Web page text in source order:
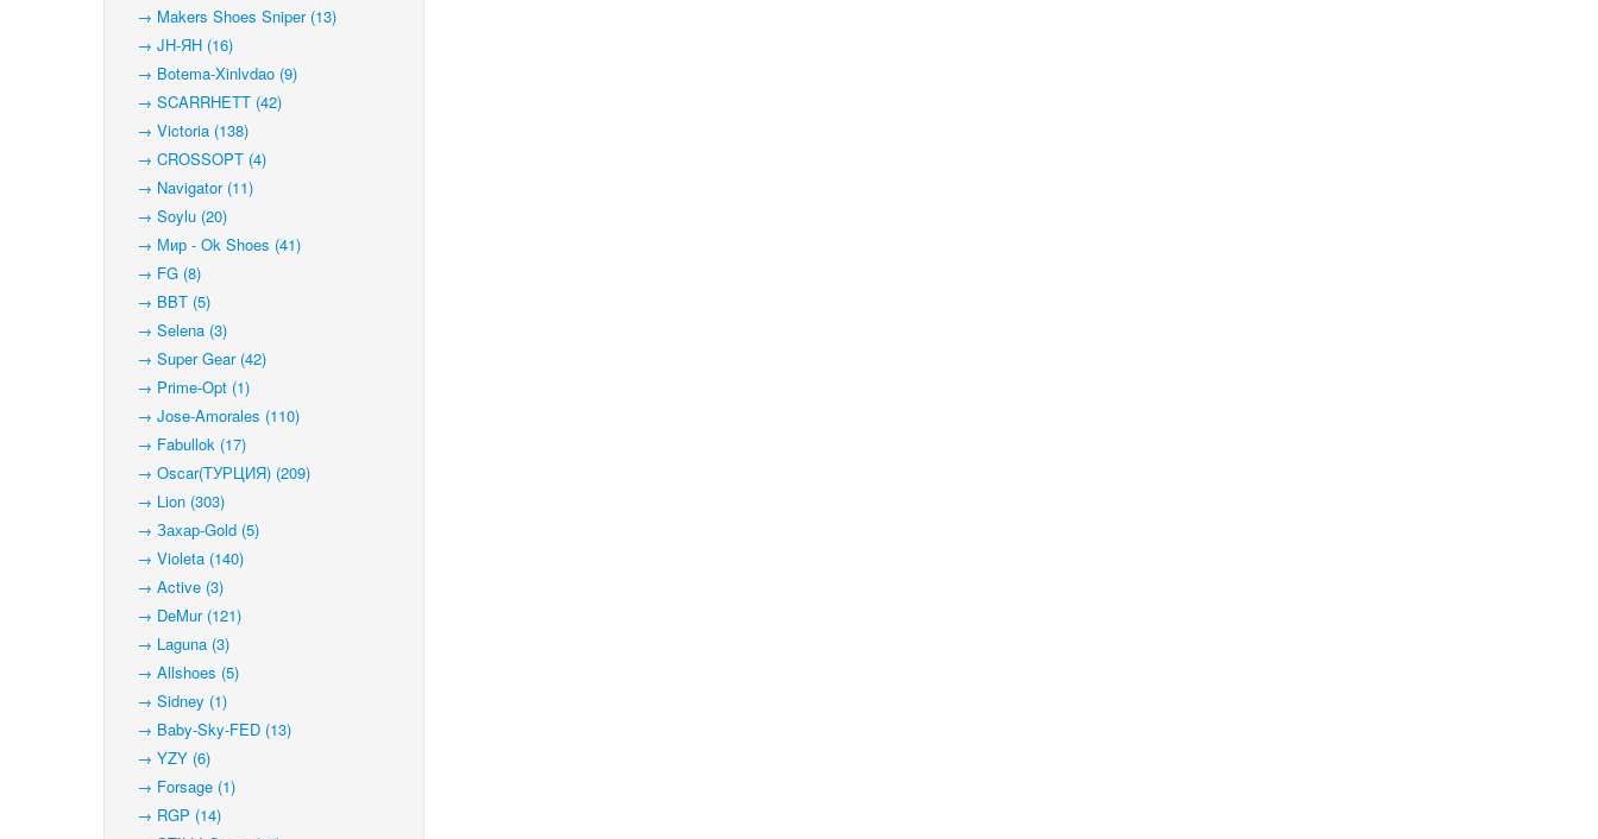
→ Makers Shoes Sniper (13)
→ JH-ЯН (16)
→ Botema-Xinlvdao (9)
→ SCARRHETT (42)
→ Victoria (138)
→ CROSSOPT (4)
→ Navigator (11)
→ Soylu (20)
→ Мир - Ok Shoes (41)
→ FG (8)
→ BBT (5)
→ Selena (3)
→ Super Gear (42)
→ Prime-Opt (1)
→ Jose-Amorales (110)
→ Fabullok (17)
→ Oscar(ТУРЦИЯ) (209)
→ Lion (303)
→ Захар-Gold (5)
→ Violeta (140)
→ Active (3)
→ DeMur (121)
→ Laguna (3)
→ Allshoes (5)
→ Sidney (1)
→ Baby-Sky-FED (13)
→ YZY (6)
→ Forsage (1)
→ RGP (14)